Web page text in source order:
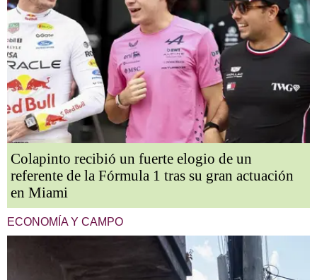
Colapinto recibió un fuerte elogio de un
referente de la Fórmula 1 tras su gran actuación
en Miami
ECONOMÍA Y CAMPO